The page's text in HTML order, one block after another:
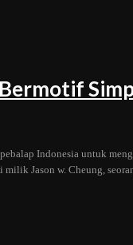
Indonesia untuk
Jason w. Cheung,